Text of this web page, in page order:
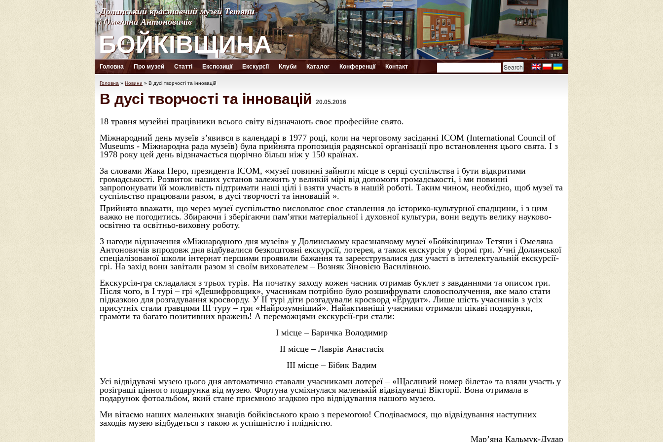
Долинський краєзнавчий музей Тетяни
і Омеляна Антоновичів
БОЙКІВЩИНА
Долинський краєзнавчий музей Тетяни
і Омеляна Антоновичів
БОЙКІВЩИНА
Головна Про музей Статті Експозиції Екскурсії Клуби Каталог Конференції Контакт
Головна » Новини » В дусі творчості та інновацій
В дусі творчості та інновацій 20.05.2016
18 травня музейні працівники всього світу відзначають своє професійне свято.
Міжнародний день музеїв з’явився в календарі в 1977 році, коли на черговому засіданні ICOM (International Council of
Museums - Міжнародна рада музеїв) була прийнята пропозиція радянської організації про встановлення цього свята. І з
1978 року цей день відзначається щорічно більш ніж у 150 країнах.
За словами Жака Перо, президента ICOM, «музеї повинні зайняти місце в серці суспільства і бути відкритими
громадськості. Розвиток наших установ залежить у великій мірі від допомоги громадськості, і ми повинні
запропонувати їй можливість підтримати наші цілі і взяти участь в нашій роботі. Таким чином, необхідно, щоб музеї та
суспільство працювали разом, в дусі творчості та інновацій ».
Прийнято вважати, що через музеї суспільство висловлює своє ставлення до історико-культурної спадщини, і з цим
важко не погодитись. Збираючи і зберігаючи пам’ятки матеріальної і духовної культури, вони ведуть велику науково-
освітню та освітньо-виховну роботу.
З нагоди відзначення «Міжнародного дня музеїв» у Долинському краєзнавчому музеї «Бойківщина» Тетяни і Омеляна
Антоновичів впродовж дня відбувалися безкоштовні екскурсії, лотерея, а також екскурсія у формі гри. Учні Долинської
спеціалізованої школи інтернат першими проявили бажання та зареєструвалися для участі в інтелектуальній екскурсії-
грі. На захід вони завітали разом зі своїм вихователем – Возняк Зіновією Василівною.
Екскурсія-гра складалася з трьох турів. На початку заходу кожен часник отримав буклет з завданнями та описом гри.
Після чого, в І турі – грі «Дешифровщик», учасникам потрібно було розшифрувати словосполучення, яке мало стати
підказкою для розгадування кросворду. У ІІ турі діти розгадували кросворд «Ерудит». Лише шість учасників з усіх
присутніх стали гравцями ІІІ туру – гри «Найрозумніший». Найактивніші учасники отримали цікаві подарунки,
грамоти та багато позитивних вражень! А переможцями екскурсії-гри стали:
І місце – Баричка Володимир
ІІ місце – Лаврів Анастасія
ІІІ місце – Бібик Вадим
Усі відвідувачі музею цього дня автоматично ставали учасниками лотереї – «Щасливий номер білета» та взяли участь у
розіграші цінного подарунка від музею. Фортуна усміхнулася маленькій відвідувачці Вікторії. Вона отримала в
подарунок фотоальбом, який стане приємною згадкою про відвідування нашого музею.
Ми вітаємо наших маленьких знавців бойківського краю з перемогою! Сподіваємося, що відвідування наступних
заходів музею відбудеться з такою ж успішністю і плідністю.
Мар’яна Кальмук-Дудар